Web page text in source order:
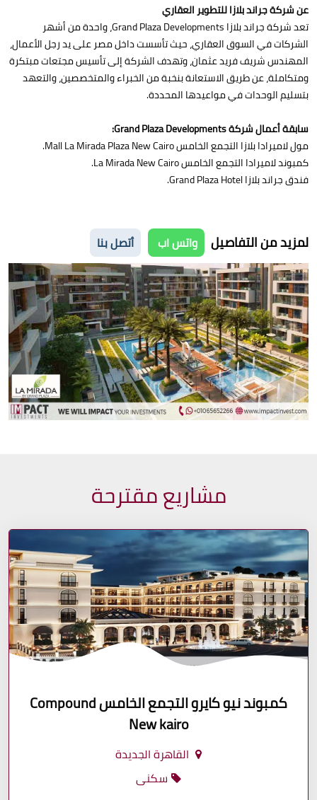
عن شركة جراند بلازا للتطوير العقاري
تعد شركة جراند بلازا Grand Plaza Developments، واحدة من أشهر
الشركات في السوق العقاري، حيث تأسست داخل مصر على يد رجل الأعمال،
المهندس شريف فريد عثمان، وتهدف الشركة إلى تأسيس مجتعات مبتكرة
ومتكاملة، عن طريق الاستعانة بنخبة من الخبراء والمتخصصين، والتعهد
بتسليم الوحدات في مواعيدها المحددة.
سابقة أعمال شركة Grand Plaza Developments:
مول لاميرادا بلازا التجمع الخامس Mall La Mirada Plaza New Cairo.
كمبوند لاميرادا التجمع الخامس La Mirada New Cairo.
فندق جراند بلازا Grand Plaza Hotel.
لمزيد من التفاصيل واتس اب أتصل بنا
مشاريع مقترحة
كمبوند نيو كايرو التجمع الخامس Compound
New kairo
القاهرة الجديدة
سكنى